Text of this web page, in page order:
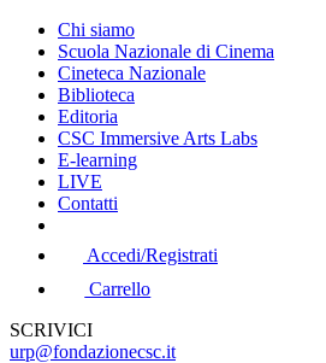
Chi siamo
Scuola Nazionale di Cinema
Cineteca Nazionale
Biblioteca
Editoria
CSC Immersive Arts Labs
E-learning
LIVE
Contatti
Accedi/Registrati
Carrello
SCRIVICI
urp@fondazionecsc.it